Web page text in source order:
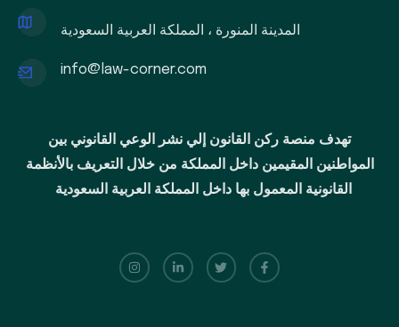
المدينة المنورة ، المملكة العربية السعودية
info@law-corner.com
تهدف منصة ركن القانون إلي نشر الوعي القانوني بين
المواطنين المقيمين داخل المملكة من خلال التعريف بالأنظمة
القانونية المعمول بها داخل المملكة العربية السعودية